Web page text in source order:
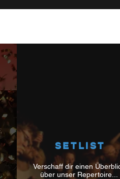
SETLIST
Verschaff dir einen
über unser Repertoire...